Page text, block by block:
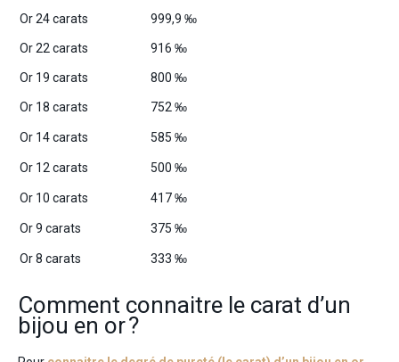
Or 24 carats 999,9 ‰
Or 22 carats 916 ‰
Or 19 carats 800 ‰
Or 18 carats 752 ‰
Or 14 carats 585 ‰
Or 12 carats 500 ‰
Or 10 carats 417 ‰
Or 9 carats 375 ‰
Or 8 carats 333 ‰
Comment connaitre le carat d’un
bijou en or ?